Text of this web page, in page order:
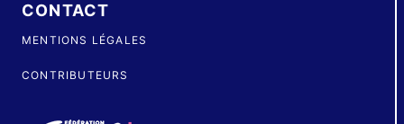
CONTACT
MENTIONS LÉGALES
CONTRIBUTEURS